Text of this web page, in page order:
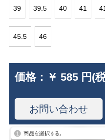
39 39.5 40 41
45.5 46
価格： ￥ 585 円(
お問い合わせ